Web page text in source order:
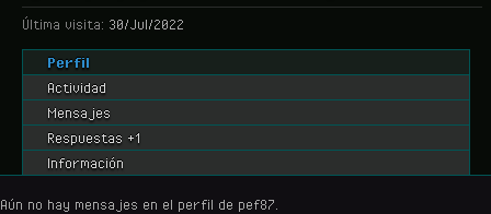
Última visita: 30/Jul/2022
Perfil
Actividad
Mensajes
Respuestas +1
Información
Aún no hay mensajes en el perfil de pef87.